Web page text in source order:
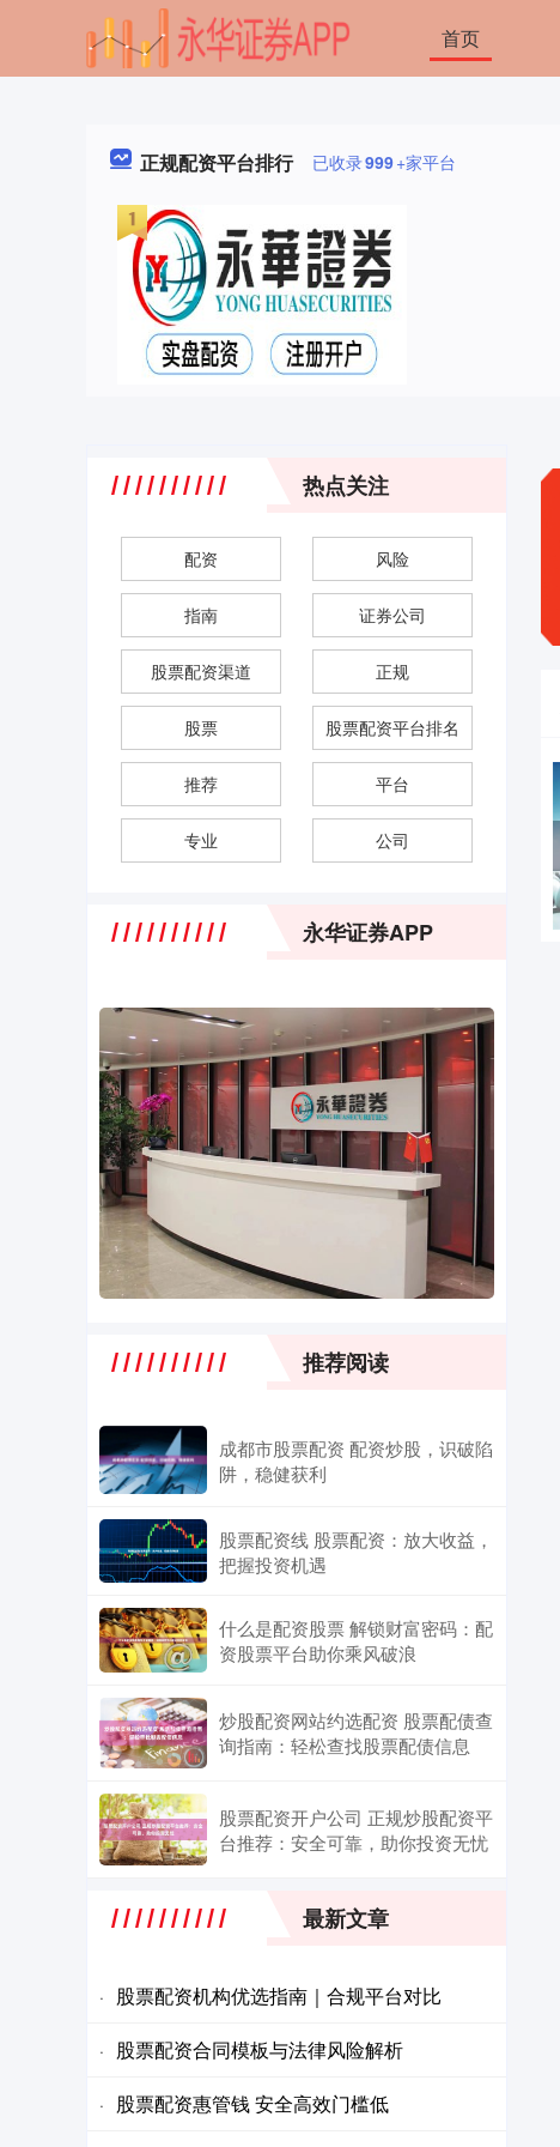
首页
正规配资平台排行 已收录999+家平台
热点关注
配资 风险
指南 证券公司
股票配资渠道 正规
股票 股票配资平台排名
推荐 平台
专业 公司
永华证券APP
推荐阅读
成都市股票配资 配资炒股，识破陷
阱，稳健获利
股票配资线 股票配资：放大收益，
把握投资机遇
什么是配资股票 解锁财富密码：配
资股票平台助你乘风破浪
炒股配资网站约选配资 股票配债查
询指南：轻松查找股票配债信息
股票配资开户公司 正规炒股配资平
台推荐：安全可靠，助你投资无忧
最新文章
· 股票配资机构优选指南｜合规平台对比
· 股票配资合同模板与法律风险解析
· 股票配资惠管钱 安全高效门槛低